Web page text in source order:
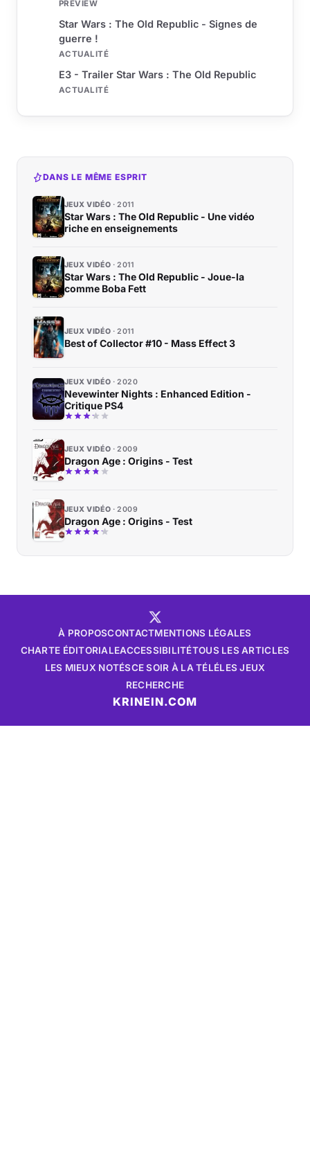
PREVIEW
Star Wars : The Old Republic - Signes de
guerre !
ACTUALITÉ
E3 - Trailer Star Wars : The Old Republic
ACTUALITÉ
DANS LE MÊME ESPRIT
JEUX VIDÉO 2011
Star Wars : The Old Republic - Une vidéo
riche en enseignements
JEUX VIDÉO 2011
Star Wars : The Old Republic - Joue-la
comme Boba Fett
JEUX VIDÉO 2011
Best of Collector #10 - Mass Effect 3
JEUX VIDÉO 2020
Nevewinter Nights : Enhanced Edition -
Critique PS4
JEUX VIDÉO 2009
Dragon Age : Origins - Test
JEUX VIDÉO 2009
Dragon Age : Origins - Test
À PROPOSCONTACTMENTIONS LÉGALES
CHARTE ÉDITORIALEACCESSIBILITÉTOUS LES ARTICLES
LES MIEUX NOTÉSCE SOIR À LA TÉLÉLES JEUX
RECHERCHE
KRINEIN.COM